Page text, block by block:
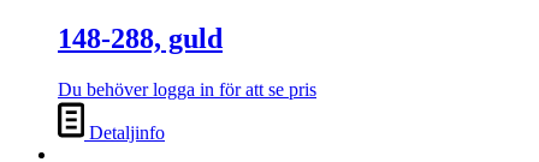
148-288, guld
Du behöver logga in för att se pris
Detaljinfo